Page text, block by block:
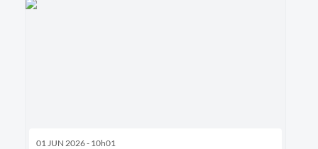
01 JUN 2026 - 10h01